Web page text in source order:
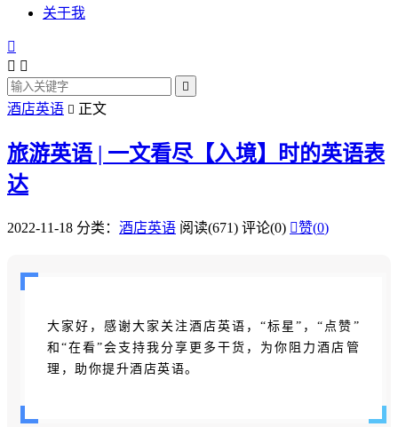
关于我

 

酒店英语  正文
旅游英语 | 一文看尽【入境】时的英语表
达
2022-11-18 分类： 酒店英语 阅读(671) 评论(0) 赞(0)
大家好，感谢大家关注酒店英语，“标星”，“点赞”
和“在看”会支持我分享更多干货，为你阻力酒店管
理，助你提升酒店英语。